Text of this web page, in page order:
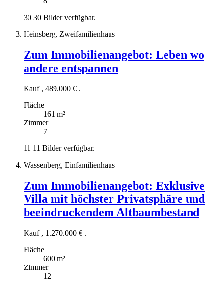
30 30 Bilder verfügbar.
Heinsberg, Zweifamilienhaus
Zum Immobilienangebot: Leben wo
andere entspannen
Kauf , 489.000 € .
Fläche
161 m²
Zimmer
7
11 11 Bilder verfügbar.
Wassenberg, Einfamilienhaus
Zum Immobilienangebot: Exklusive
Villa mit höchster Privatsphäre und
beeindruckendem Altbaumbestand
Kauf , 1.270.000 € .
Fläche
600 m²
Zimmer
12